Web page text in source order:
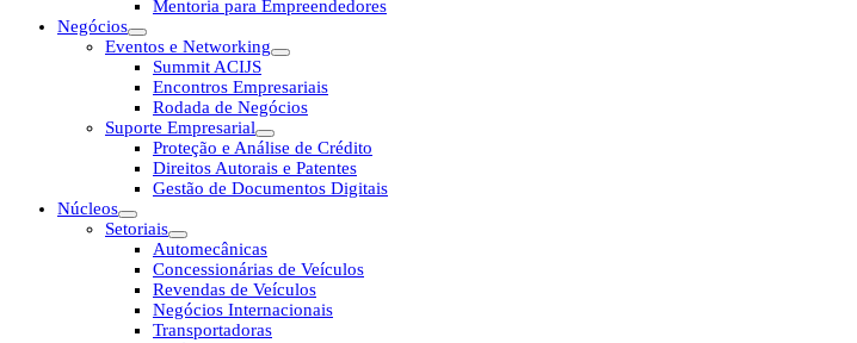
Mentoria para Empreendedores
Negócios
Eventos e Networking
Summit ACIJS
Encontros Empresariais
Rodada de Negócios
Suporte Empresarial
Proteção e Análise de Crédito
Direitos Autorais e Patentes
Gestão de Documentos Digitais
Núcleos
Setoriais
Automecânicas
Concessionárias de Veículos
Revendas de Veículos
Negócios Internacionais
Transportadoras